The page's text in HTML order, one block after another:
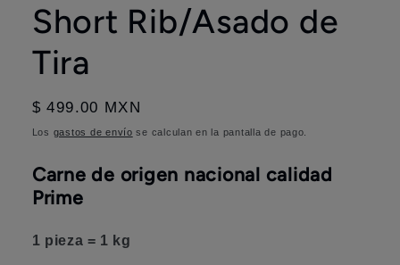
Short Rib/Asado de
Tira
Precio
habitual
$ 499.00 MXN
Los gastos de envío se calculan en la pantalla de pago.
Carne de origen nacional calidad
Prime
1 pieza = 1 kg